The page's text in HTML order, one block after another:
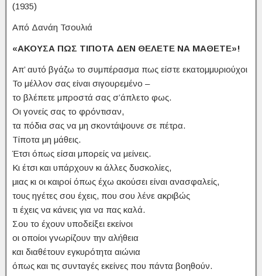
(1935)
Από Δανάη Τσουλιά
«ΑΚΟΥΣΑ ΠΩΣ ΤΙΠΟΤΑ ΔΕΝ ΘΕΛΕΤΕ ΝΑ ΜΑΘΕΤΕ»!
Απ’ αυτό βγάζω το συμπέρασμα πως είστε εκατομμυριούχοι
Το μέλλον σας είναι σιγουρεμένο –
το βλέπετε μπροστά σας σ’άπλετο φως.
Οι γονείς σας το φρόντισαν,
τα πόδια σας να μη σκοντάψουνε σε πέτρα.
Τίποτα μη μάθεις.
Έτσι όπως είσαι μπορείς να μείνεις.
Κι έτσι και υπάρχουν κι άλλες δυσκολίες,
μιας κι οι καιροί όπως έχω ακούσει είναι ανασφαλείς,
τους ηγέτες σου έχεις, που σου λένε ακριβώς
τι έχεις να κάνεις για να πας καλά.
Σου το έχουν υποδείξει εκείνοι
οι οποίοι γνωρίζουν την αλήθεια
και διαθέτουν εγκυρότητα αιώνια
όπως και τις συνταγές εκείνες που πάντα βοηθούν.